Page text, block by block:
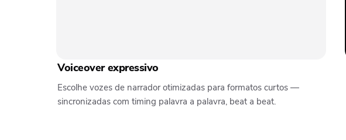
Voiceover expressivo
Escolhe vozes de narrador otimizadas para formatos curtos —
sincronizadas com timing palavra a palavra, beat a beat.